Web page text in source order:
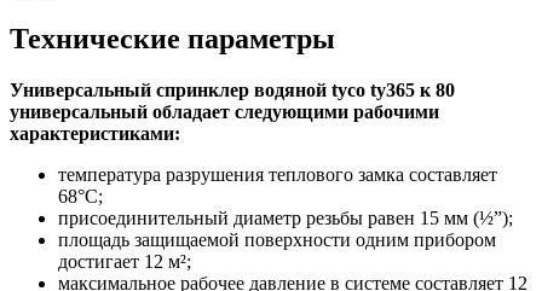
Технические параметры
Универсальный спринклер водяной tyco ty365 к 80
универсальный обладает следующими рабочими
характеристиками:
температура разрушения теплового замка составляет
68°C;
присоединительный диаметр резьбы равен 15 мм (½”);
площадь защищаемой поверхности одним прибором
достигает 12 м²;
максимальное рабочее давление в системе составляет 12